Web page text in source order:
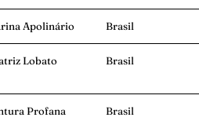
Apolinário Brasil
Lobato Brasil
Profana Brasil